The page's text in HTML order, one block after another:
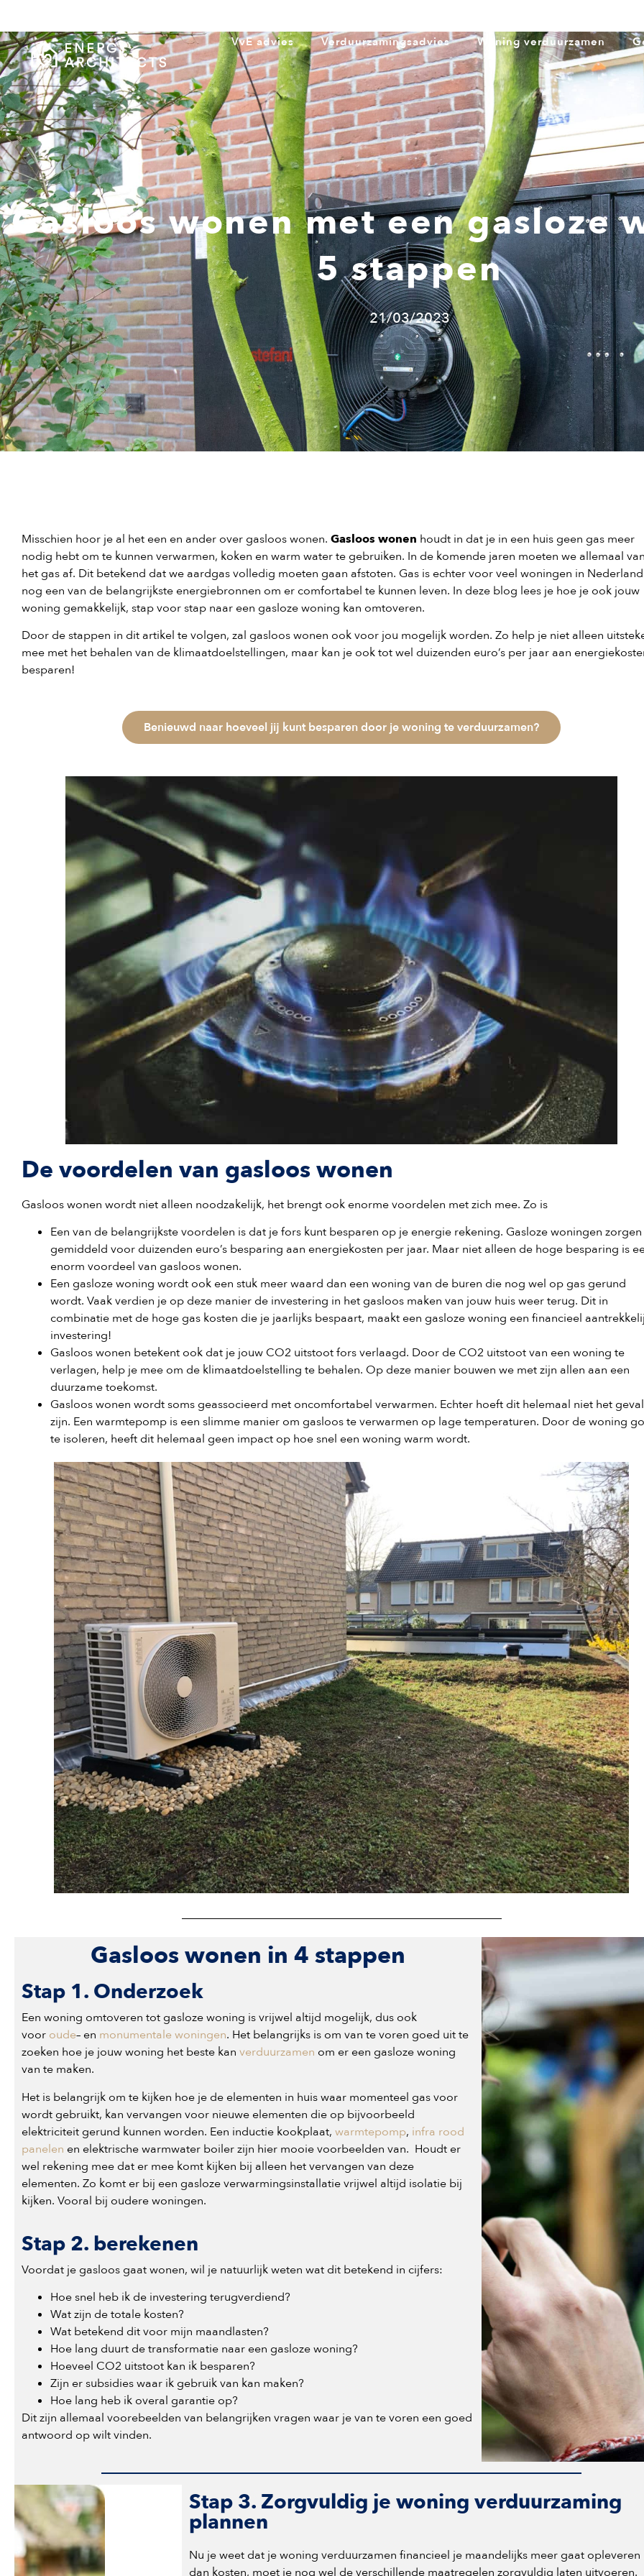
VvE advies Verduurzamingsadvies Woning verduurzamen
Gasloos wonen met een gasloze
5 stappen
21/03/2023
Misschien hoor je al het een en ander over gasloos wonen. Gasloos wonen houdt in dat je in een huis geen gas meer
nodig hebt om te kunnen verwarmen, koken en warm water te gebruiken. In de komende jaren moeten we allemaal van
het gas af. Dit betekend dat we aardgas volledig moeten gaan afstoten. Gas is echter voor veel woningen in Nederland
nog een van de belangrijkste energiebronnen om er comfortabel te kunnen leven. In deze blog lees je hoe je ook jouw
woning gemakkelijk, stap voor stap naar een gasloze woning kan omtoveren.
Door de stappen in dit artikel te volgen, zal gasloos wonen ook voor jou mogelijk worden. Zo help je niet alleen
mee met het behalen van de klimaatdoelstellingen, maar kan je ook tot wel duizenden euro’s per jaar aan
besparen!
Benieuwd naar hoeveel jij kunt besparen door je woning te verduurzamen?
De voordelen van gasloos wonen
Gasloos wonen wordt niet alleen noodzakelijk, het brengt ook enorme voordelen met zich mee. Zo is
Een van de belangrijkste voordelen is dat je fors kunt besparen op je energie rekening. Gasloze woningen zorgen
gemiddeld voor duizenden euro’s besparing aan energiekosten per jaar. Maar niet alleen de hoge besparing is
enorm voordeel van gasloos wonen.
Een gasloze woning wordt ook een stuk meer waard dan een woning van de buren die nog wel op gas gerund
wordt. Vaak verdien je op deze manier de investering in het gasloos maken van jouw huis weer terug. Dit in
combinatie met de hoge gas kosten die je jaarlijks bespaart, maakt een gasloze woning een financieel
investering!
Gasloos wonen betekent ook dat je jouw CO2 uitstoot fors verlaagd. Door de CO2 uitstoot van een woning te
verlagen, help je mee om de klimaatdoelstelling te behalen. Op deze manier bouwen we met zijn allen aan een
duurzame toekomst.
Gasloos wonen wordt soms geassocieerd met oncomfortabel verwarmen. Echter hoeft dit helemaal niet het
zijn. Een warmtepomp is een slimme manier om gasloos te verwarmen op lage temperaturen. Door de woning
te isoleren, heeft dit helemaal geen impact op hoe snel een woning warm wordt.
Gasloos wonen in 4 stappen
Stap 1. Onderzoek
Een woning omtoveren tot gasloze woning is vrijwel altijd mogelijk, dus ook
voor oude– en monumentale woningen. Het belangrijks is om van te voren goed uit te
zoeken hoe je jouw woning het beste kan verduurzamen om er een gasloze woning
van te maken.
Het is belangrijk om te kijken hoe je de elementen in huis waar momenteel gas voor
wordt gebruikt, kan vervangen voor nieuwe elementen die op bijvoorbeeld
elektriciteit gerund kunnen worden. Een inductie kookplaat, warmtepomp, infra rood
panelen en elektrische warmwater boiler zijn hier mooie voorbeelden van. Houdt er
wel rekening mee dat er mee komt kijken bij alleen het vervangen van deze
elementen. Zo komt er bij een gasloze verwarmingsinstallatie vrijwel altijd isolatie bij
kijken. Vooral bij oudere woningen.
Stap 2. berekenen
Voordat je gasloos gaat wonen, wil je natuurlijk weten wat dit betekend in cijfers:
Hoe snel heb ik de investering terugverdiend?
Wat zijn de totale kosten?
Wat betekend dit voor mijn maandlasten?
Hoe lang duurt de transformatie naar een gasloze woning?
Hoeveel CO2 uitstoot kan ik besparen?
Zijn er subsidies waar ik gebruik van kan maken?
Hoe lang heb ik overal garantie op?
Dit zijn allemaal voorebeelden van belangrijken vragen waar je van te voren een goed
antwoord op wilt vinden.
Stap 3. Zorgvuldig je woning verduurzaming
plannen
Nu je weet dat je woning verduurzamen financieel je maandelijks meer gaat opleveren
dan kosten, moet je nog wel de verschillende maatregelen zorgvuldig laten uitvoeren.